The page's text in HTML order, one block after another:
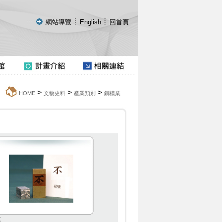
::: 網站導覽 English 回首頁
HOME> 文物史料> 產業類別 > 銅模業